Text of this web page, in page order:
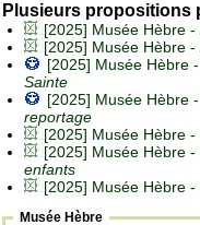
Plusieurs propositions
[2025] Musée Hèbre -
[2025] Musée Hèbre -
[2025] Musée Hèbre -
Sainte
[2025] Musée Hèbre -
reportage
[2025] Musée Hèbre -
[2025] Musée Hèbre -
enfants
[2025] Musée Hèbre -
Musée Hèbre